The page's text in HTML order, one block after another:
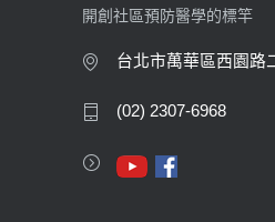
大吃大喝、肥胖害到
膽息肉如何處理？
2023-09-27
開創社區預防醫學的標竿
台北市萬華區西園路
(02) 2307-6968